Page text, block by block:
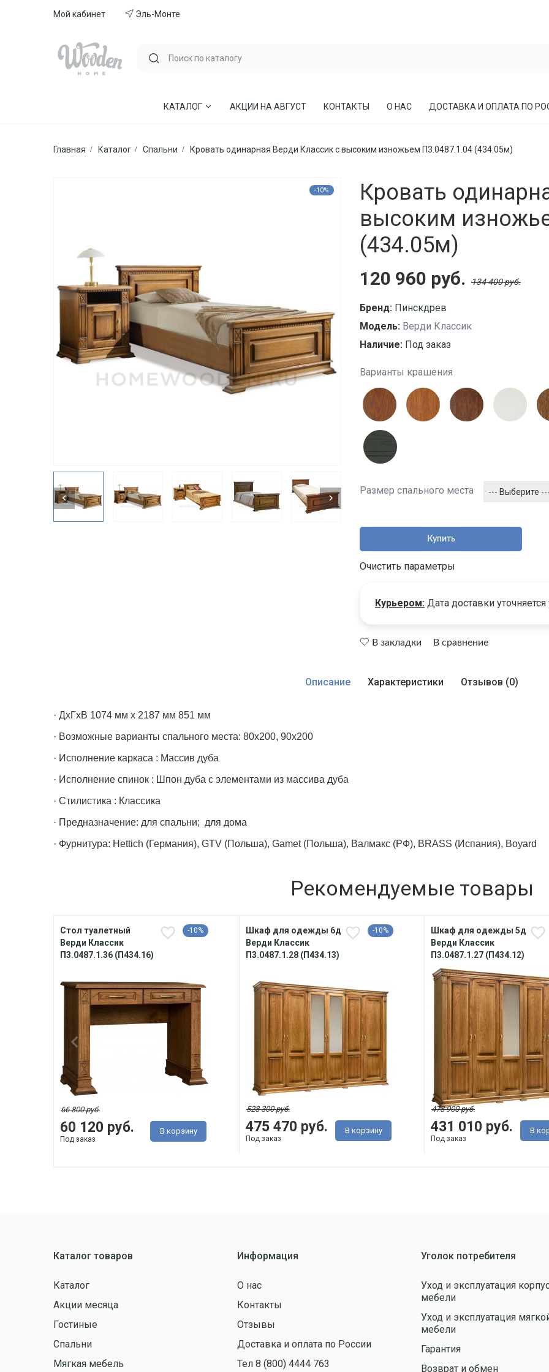
Мой кабинет Эль-Монте
КАТАЛОГ
МАТРАСЫ
АКЦИИ НА АВГУСТ КОНТАКТЫ О НАС ДОСТАВКА И ОПЛАТА ПО
Главная Каталог Спальни Кровать одинарная Верди Классик с высоким изножьем П3.0487.1.04 (434.05м)
-10%
Кровать
высоким
(434.05м)
120 960 руб. 134 400 руб.
Бренд: Пинскдрев
Модель: Верди Классик
Наличие: Под заказ
Варианты крашения
Размер спального места --- Выберите
Купить
Очистить параметры
Курьером: Дата доставки
В закладки В сравнение
Описание Характеристики Отзывов (0)
· ДхГхВ 1074 мм х 2187 мм 851 мм
· Возможные варианты спального места: 80х200, 90х200
· Исполнение каркаса : Массив дуба
· Исполнение спинок : Шпон дуба с элементами из массива дуба
· Стилистика : Классика
· Предназначение: для спальни; для дома
· Фурнитура: Hettich (Германия), GTV (Польша), Gamet (Польша), Валмакс (РФ), BRASS (Испания), Boyard
Рекомендуемые товары
Стол туалетный
Верди Классик
П3.0487.1.36 (П434.16)
-10%
60 120 руб.
66 800 руб.
Под заказ
В корзину
Шкаф для одежды 6д
Верди Классик
П3.0487.1.28 (П434.13)
-10%
475 470 руб.
528 300 руб.
Под заказ
В корзину
Шкаф для одежды 5д
Верди Классик
П3.0487.1.27 (П434.12)
431 010 руб.
478 900 руб.
Под заказ
В
Каталог товаров
Каталог
Акции месяца
Гостиные
Спальни
Мягкая мебель
Информация
О нас
Контакты
Отзывы
Доставка и оплата по России
Тел 8 (800) 4444 763
Уголок потребителя
Уход и эксплуатация
мебели
Уход и эксплуатация
мебели
Гарантия
Возврат и обмен